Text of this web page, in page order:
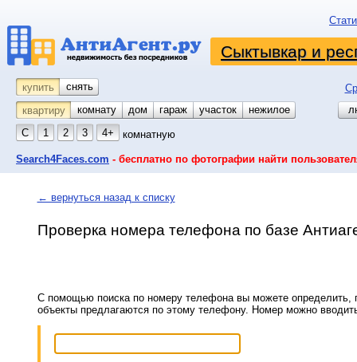
Сыктывкар и
купить снять
квартиру
комнату койко-место
дом гараж участок
нежилое
С
1 2 3 4+ комнатную
Search4Faces.com - бесплатно по фотографии найти
← вернуться назад к списку
Проверка номера телефона по базе
С помощью поиска по номеру телефона вы можете определить,
объекты предлагаются по этому телефону. Номер можно